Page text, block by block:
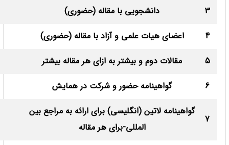
3
دانشجویی با مقاله (حضوری)
4
اعضای هیات علمی و آزاد با مقاله (حضوری)
5
مقالات دوم و بیشتر به ازای هر مقاله بیشتر
6
گواهینامه حضور و شرکت در همایش
7
گواهینامه لاتین (انگلیسی) برای ارائه به مراجع بین
المللی-برای هر مقاله